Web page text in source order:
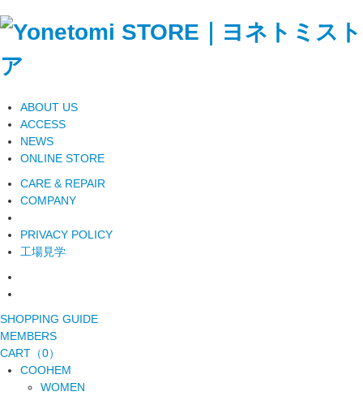
ABOUT US
ACCESS
NEWS
ONLINE STORE
CARE & REPAIR
COMPANY
PRIVACY POLICY
工場見学
SHOPPING GUIDE
MEMBERS
CART（0）
COOHEM
WOMEN